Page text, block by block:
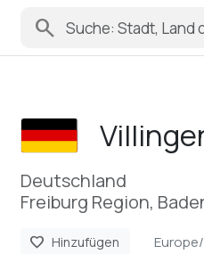
search
Deutschland
Freiburg Region,
favorite Hinzufügen